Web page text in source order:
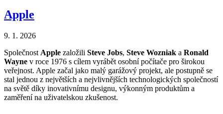
Apple
9. 1. 2026
Společnost Apple založili Steve Jobs, Steve Wozniak a Ronald
Wayne v roce 1976 s cílem vyrábět osobní počítače pro širokou
veřejnost. Apple začal jako malý garážový projekt, ale postupně se
stal jednou z největších a nejvlivnějších technologických společností
na světě díky inovativnímu designu, výkonným produktům a
zaměření na uživatelskou zkušenost.